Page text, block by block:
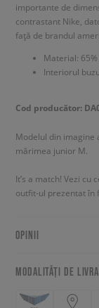
importante de
contrastant Nike,
față de brandul
Material:
Interiorul
Cod producător:
Modelul din imagine
mărimea junior M.
It’s a match! Vezi cu
outfit-ul prezentat în
OPINII
MODALITĂȚI DE